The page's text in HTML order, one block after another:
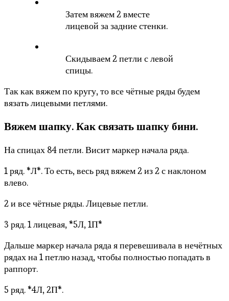
Затем вяжем 2 вместе
лицевой за задние стенки.
Скидываем 2 петли с левой
спицы.
Так как вяжем по кругу, то все чётные ряды будем
вязать лицевыми петлями.
Вяжем шапку. Как связать шапку бини.
На спицах 84 петли. Висит маркер начала ряда.
1 ряд. *Л*. То есть, весь ряд вяжем 2 из 2 с наклоном
влево.
2 и все чётные ряды. Лицевые петли.
3 ряд. 1 лицевая, *5Л, 1П*
Дальше маркер начала ряда я перевешивала в нечётных
рядах на 1 петлю назад, чтобы полностью попадать в
раппорт.
5 ряд. *4Л, 2П*.